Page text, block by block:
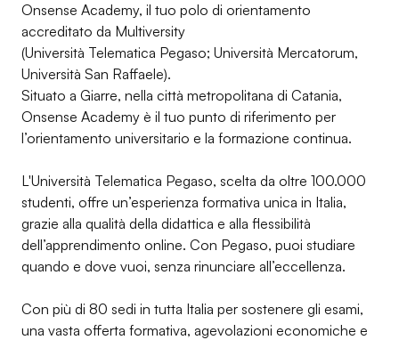
Onsense Academy, il tuo polo di orientamento
accreditato da Multiversity
(Università Telematica Pegaso; Università Mercatorum,
Università San Raffaele).
Situato a Giarre, nella città metropolitana di Catania,
Onsense Academy è il tuo punto di riferimento per
l’orientamento universitario e la formazione continua.
L'Università Telematica Pegaso, scelta da oltre 100.000
studenti, offre un’esperienza formativa unica in Italia,
grazie alla qualità della didattica e alla flessibilità
dell’apprendimento online. Con Pegaso, puoi studiare
quando e dove vuoi, senza rinunciare all’eccellenza.
Con più di 80 sedi in tutta Italia per sostenere gli esami,
una vasta offerta formativa, agevolazioni economiche e